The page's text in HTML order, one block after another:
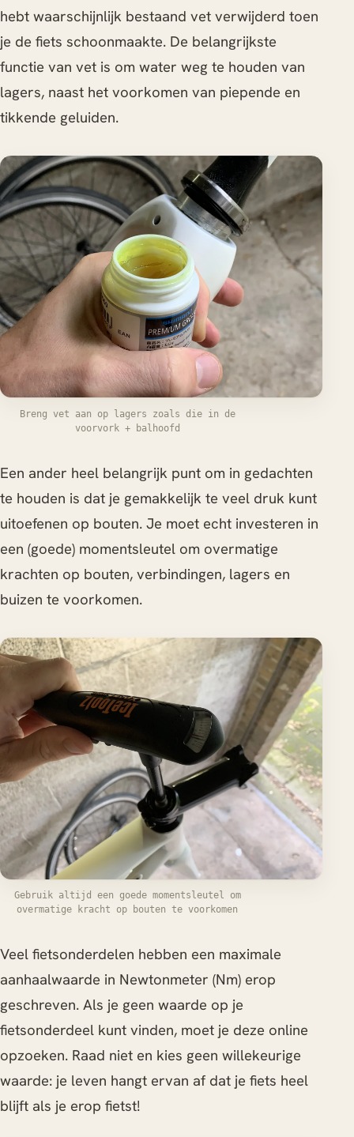
hebt waarschijnlijk bestaand vet verwijderd toen
je de fiets schoonmaakte. De belangrijkste
functie van vet is om water weg te houden van
lagers, naast het voorkomen van piepende en
tikkende geluiden.
Breng vet aan op lagers zoals die in de
voorvork + balhoofd
Een ander heel belangrijk punt om in gedachten
te houden is dat je gemakkelijk te veel druk kunt
uitoefenen op bouten. Je moet echt investeren in
een (goede) momentsleutel om overmatige
krachten op bouten, verbindingen, lagers en
buizen te voorkomen.
Gebruik altijd een goede momentsleutel om
overmatige kracht op bouten te voorkomen
Veel fietsonderdelen hebben een maximale
aanhaalwaarde in Newtonmeter (Nm) erop
geschreven. Als je geen waarde op je
fietsonderdeel kunt vinden, moet je deze online
opzoeken. Raad niet en kies geen willekeurige
waarde: je leven hangt ervan af dat je fiets heel
blijft als je erop fietst!